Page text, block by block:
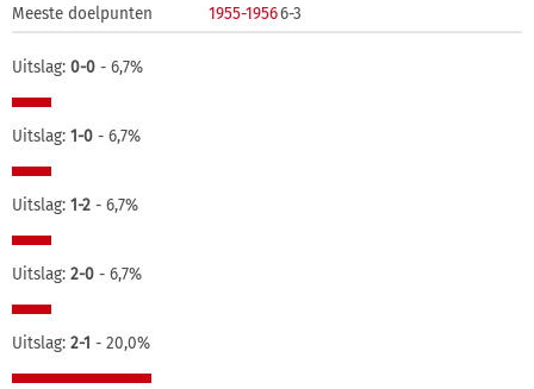
Meeste doelpunten
1955-19566-3
Uitslag: 0-0 - 6,7%
Uitslag: 1-0 - 6,7%
Uitslag: 1-2 - 6,7%
Uitslag: 2-0 - 6,7%
Uitslag: 2-1 - 20,0%